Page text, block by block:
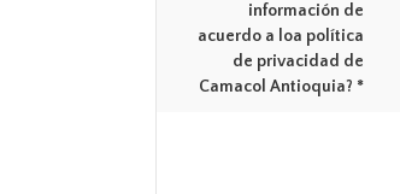
información de
acuerdo a loa política
de privacidad de
Camacol Antioquia? *